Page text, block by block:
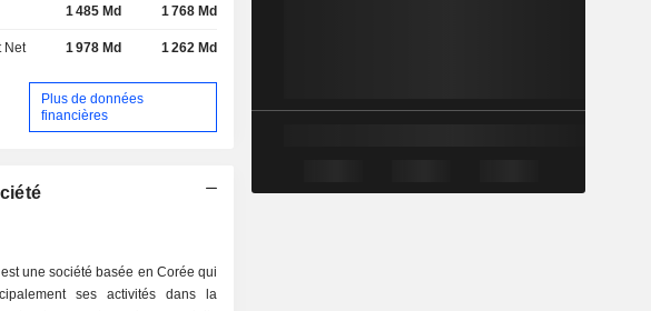
1 485 Md 1 768 Md
Net 1 978 Md 1 262 Md
Plus de données
financières
une société basée en Corée qui
ses activités dans la